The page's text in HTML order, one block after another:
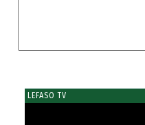
LEFASO TV